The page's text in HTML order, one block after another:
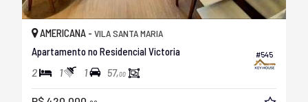
#545
AMERICANA - VILA SANTA MARIA
Apartamento no Residencial Victoria
2 1 1 57,00